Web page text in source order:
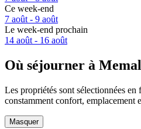
Ce week-end
7 août - 9 août
Le week-end prochain
14 août - 16 août
Où séjourner à
Les propriétés sont sélectionnées
constamment confort, emplacement
Masquer